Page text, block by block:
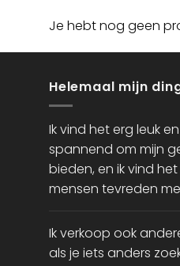
Je hebt nog geen
Helemaal mijn
Ik vind het erg leuk
spannend om mijn
bieden, en ik vind
mensen tevreden
Ik verkoop ook
als je iets anders